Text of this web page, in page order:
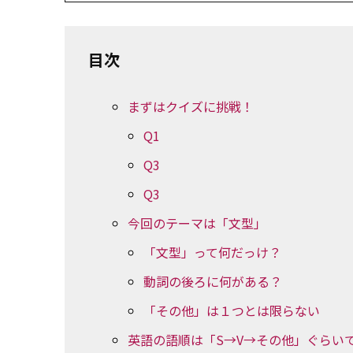
目次
まずはクイズに挑戦！
Q1
Q3
Q3
今回のテーマは「文型」
「文型」って何だっけ？
動詞の後ろに何がある？
「その他」は１つとは限らない
英語の語順は「S→V→その他」ぐらい